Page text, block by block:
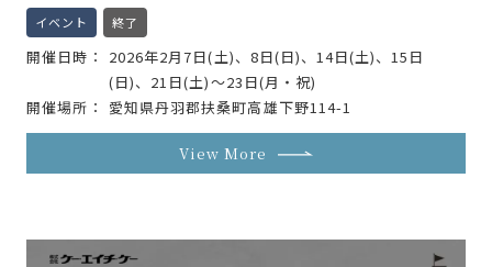
イベント 終了
開催日時
2026年2月7日(土)、8日(日)、14日(土)、15日
(日)、21日(土)〜23日(月・祝)
開催場所
愛知県丹羽郡扶桑町高雄下野114-1
View More